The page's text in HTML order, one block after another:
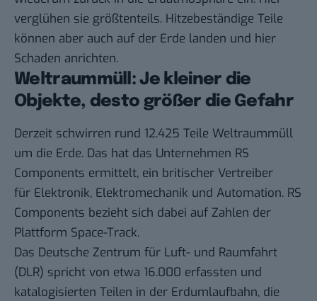
verglühen sie größtenteils. Hitzebeständige Teile
können aber auch auf der Erde landen und hier
Schaden anrichten.
Weltraummüll: Je kleiner die
Objekte, desto größer die Gefahr
Derzeit schwirren rund 12.425 Teile Weltraummüll
um die Erde. Das hat das Unternehmen RS
Components ermittelt, ein britischer Vertreiber
für Elektronik, Elektromechanik und Automation. RS
Components bezieht sich dabei auf Zahlen der
Plattform Space-Track.
Das Deutsche Zentrum für Luft- und Raumfahrt
(DLR) spricht von etwa 16.000 erfassten und
katalogisierten Teilen in der Erdumlaufbahn, die